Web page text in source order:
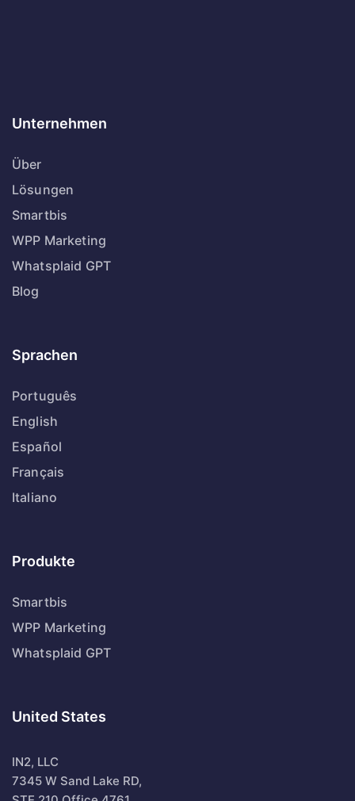
Unternehmen
Über
Lösungen
Smartbis
WPP Marketing
Whatsplaid GPT
Blog
Sprachen
Português
English
Español
Français
Italiano
Produkte
Smartbis
WPP Marketing
Whatsplaid GPT
United States
IN2, LLC
7345 W Sand Lake RD,